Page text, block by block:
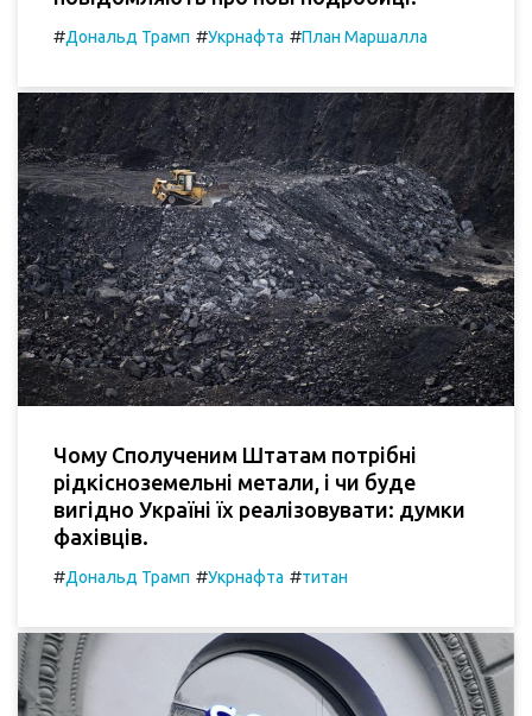
#Дональд Трамп #Укрнафта #План Маршалла
Чому Сполученим Штатам потрібні
рідкісноземельні метали, і чи буде
вигідно Україні їх реалізовувати: думки
фахівців.
#Дональд Трамп #Укрнафта #титан